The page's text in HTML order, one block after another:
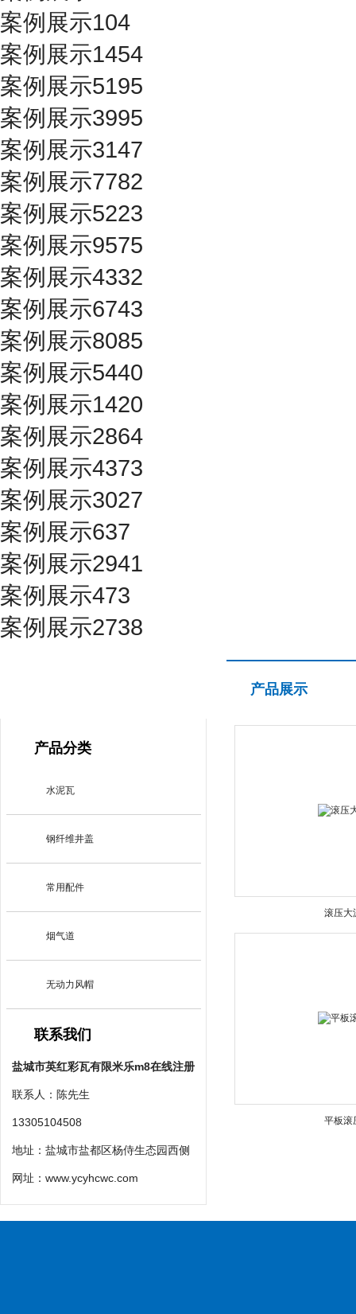
案例展示104
案例展示1454
案例展示5195
案例展示3995
案例展示3147
案例展示7782
案例展示5223
案例展示9575
案例展示4332
案例展示6743
案例展示8085
案例展示5440
案例展示1420
案例展示2864
案例展示4373
案例展示3027
案例展示637
案例展示2941
案例展示473
案例展示2738
产品分类
水泥瓦
钢纤维井盖
常用配件
烟气道
无动力风帽
联系我们
盐城市英红彩瓦有限米乐m8在线注册
联系人：陈先生
13305104508
地址：盐城市盐都区杨侍生态园西侧
网址： www.ycyhcwc.com
产品展示
滚压大
平板滚